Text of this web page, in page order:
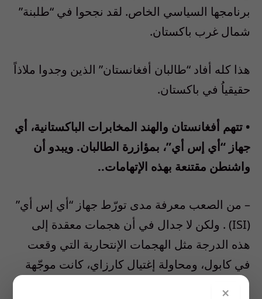
برنامجها السياسي الخاص. لقد نجحوا في “طلبنة”
شمال غرب باكستان.
هذا كله أفاد “طالبان أفغانستان” الذين وجدوا ملاذاً
حقيقياُ في باكستان.
• تتهم أفغانستان والهند المخابرات الباكستانية، أي
جهاز “أي إس أي”، بمؤازرة الطالبان. ويبدو أن
واشنطن مقتنعة بهذه الإتهامات..
– من الصعب معرفة مدى تورّط جهاز “أي إس أي”
(ISI) . ولكن لا جدال في أن هجمات معقدة إلى
هذه الدرجة مثل الهجمات الإنتحارية التي وقعت
في كابول، ومحاولة إغتيال كارزاي، كانت موجّهة
من أراضي باكستان. وفي باكستان، كذلك، يتعلّم
×